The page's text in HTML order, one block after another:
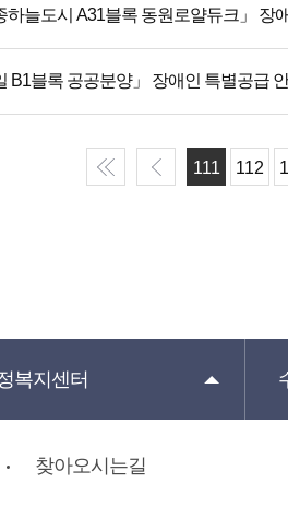
하늘도시 A31블록 동원로얄듀크」 장
B1블록 공공분양」 장애인 특별공급
111 112
복지센터
찾아오시는길